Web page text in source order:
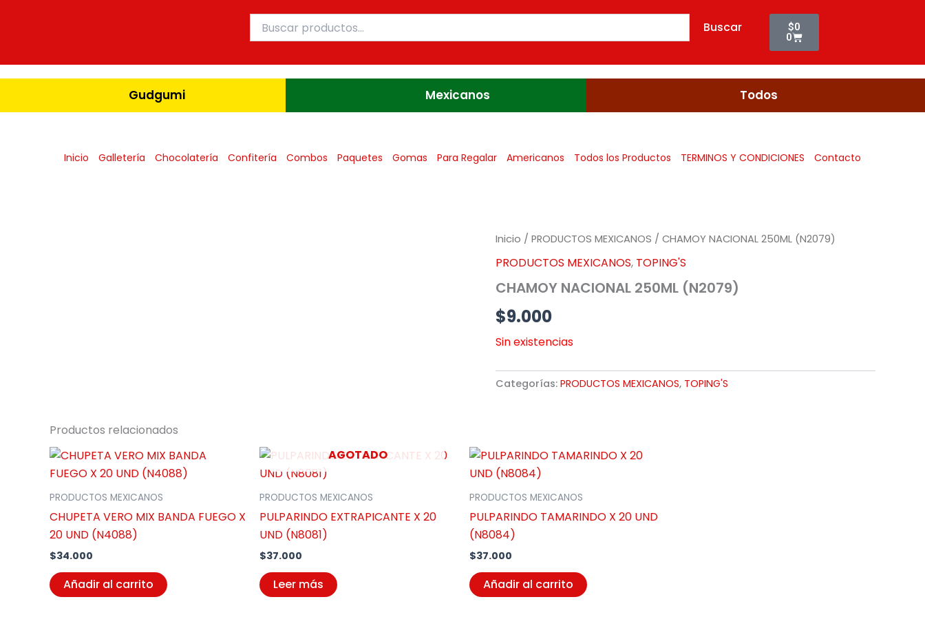
por:
Buscar $0
0
Cart
Gudgumi Mexicanos Todos
Inicio Galletería Chocolatería Confitería Combos Paquetes Gomas Para Regalar Americanos Todos los Productos TERMINOS Y CONDICIONES Contacto
Inicio / PRODUCTOS MEXICANOS / CHAMOY NACIONAL 250ML (N2079)
PRODUCTOS MEXICANOS, TOPING'S
CHAMOY NACIONAL 250ML (N2079)
$9.000
Sin existencias
Categorías: PRODUCTOS MEXICANOS, TOPING'S
Productos relacionados
PRODUCTOS MEXICANOS
CHUPETA VERO MIX BANDA FUEGO X
20 UND (N4088)
$34.000
Añadir al carrito
AGOTADO
PRODUCTOS MEXICANOS
PULPARINDO EXTRAPICANTE X 20
UND (N8081)
$37.000
Leer más
PRODUCTOS MEXICANOS
PULPARINDO TAMARINDO X 20 UND
(N8084)
$37.000
Añadir al carrito